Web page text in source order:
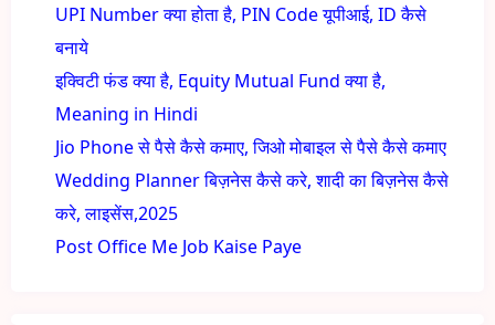
UPI Number क्या होता है, PIN Code यूपीआई, ID कैसे
बनाये
इक्विटी फंड क्या है, Equity Mutual Fund क्या है,
Meaning in Hindi
Jio Phone से पैसे कैसे कमाए, जिओ मोबाइल से पैसे कैसे कमाए
Wedding Planner बिज़नेस कैसे करे, शादी का बिज़नेस कैसे
करे, लाइसेंस,2025
Post Office Me Job Kaise Paye